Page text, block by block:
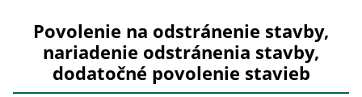
Povolenie na odstránenie stavby,
nariadenie odstránenia stavby,
dodatočné povolenie stavieb